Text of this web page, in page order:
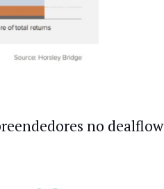
no dealflow